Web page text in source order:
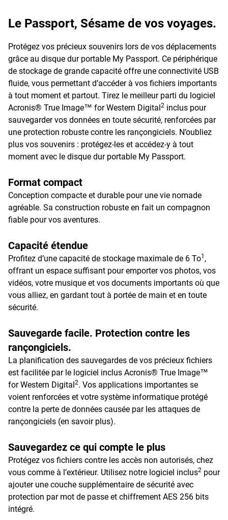
Le Passport, Sésame de vos voyages.
Protégez vos précieux souvenirs lors de vos déplacements
grâce au disque dur portable My Passport. Ce périphérique
de stockage de grande capacité offre une connectivité USB
fluide, vous permettant d’accéder à vos fichiers importants
à tout moment et partout. Tirez le meilleur parti du logiciel
Acronis® True Image™ for Western Digital2 inclus pour
sauvegarder vos données en toute sécurité, renforcées par
une protection robuste contre les rançongiciels. N’oubliez
plus vos souvenirs : protégez-les et accédez-y à tout
moment avec le disque dur portable My Passport.
Format compact
Conception compacte et durable pour une vie nomade
agréable. Sa construction robuste en fait un compagnon
fiable pour vos aventures.
Capacité étendue
Profitez d’une capacité de stockage maximale de 6 To1 ,
offrant un espace suffisant pour emporter vos photos, vos
vidéos, votre musique et vos documents importants où que
vous alliez, en gardant tout à portée de main et en toute
sécurité.
Sauvegarde facile. Protection contre les
rançongiciels.
La planification des sauvegardes de vos précieux fichiers
est facilitée par le logiciel inclus Acronis® True Image™
for Western Digital2. Vos applications importantes se
voient renforcées et votre système informatique protégé
contre la perte de données causée par les attaques de
rançongiciels (en savoir plus).
Sauvegardez ce qui compte le plus
Protégez vos fichiers contre les accès non autorisés, chez
vous comme à l’extérieur. Utilisez notre logiciel inclus2 pour
ajouter une couche supplémentaire de sécurité avec
protection par mot de passe et chiffrement AES 256 bits
intégré.